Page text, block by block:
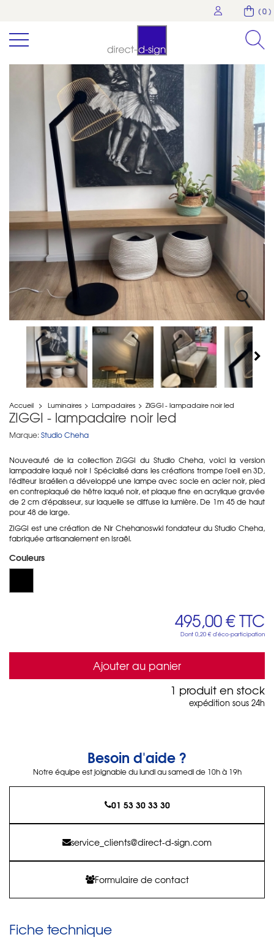
( 0 )
Accueil > Luminaires > Lampadaires > ZIGGI - lampadaire noir led
ZIGGI - lampadaire noir led
Marque: Studio Cheha
Nouveauté de la collection ZIGGI du Studio Cheha, voici la version
lampadaire laqué noir ! Spécialisé dans les créations trompe l'oeil en 3D,
l'éditeur israélien a développé une lampe avec socle en acier noir, pied
en contreplaqué de hêtre laqué noir, et plaque fine en acrylique gravée
de 2 cm d'épaisseur, sur laquelle se diffuse la lumière. De 1m 45 de haut
pour 48 de large.
ZIGGI est une création de Nir Chehanoswki fondateur du Studio Cheha,
fabriquée artisanalement en Israël.
Couleurs
495,00 €TTC
Dont 0,20 € d'éco-participation
Ajouter au panier
1 produit en stock
expédition sous 24h
Besoin d'aide ?
Notre équipe est joignable du lundi au samedi de 10h à 19h
01 53 30 33 30
service_clients@direct-d-sign.com
Formulaire de contact
Fiche technique